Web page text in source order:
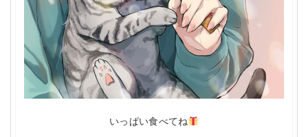
いっぱい食べてね